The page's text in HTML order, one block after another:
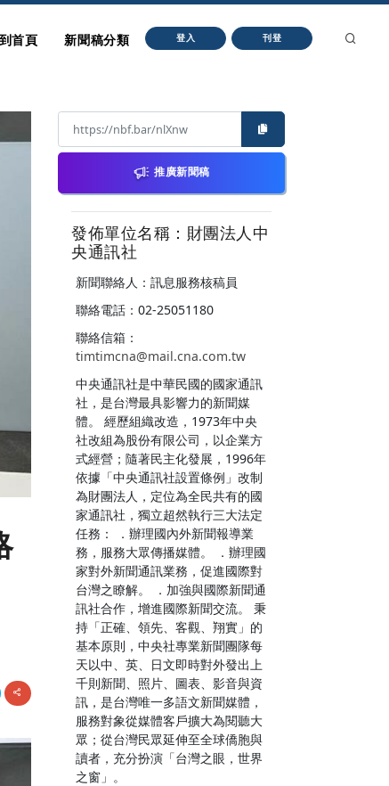
首頁 新聞稿分類 登入 刊登
推廣新聞稿
發佈單位名稱：財團法人中
央通訊社
新聞聯絡人：訊息服務核稿員
聯絡電話：02-25051180
聯絡信箱：
timtimcna@mail.cna.com.tw
中央通訊社是中華民國的國家通訊
社，是台灣最具影響力的新聞媒
體。 經歷組織改造，1973年中央
社改組為股份有限公司，以企業方
式經營；隨著民主化發展，1996年
依據「中央通訊社設置條例」改制
為財團法人，定位為全民共有的國
家通訊社，獨立超然執行三大法定
任務： ．辦理國內外新聞報導業
務，服務大眾傳播媒體。 ．辦理國
家對外新聞通訊業務，促進國際對
台灣之瞭解。 ．加強與國際新聞通
訊社合作，增進國際新聞交流。 秉
持「正確、領先、客觀、翔實」的
基本原則，中央社專業新聞團隊每
天以中、英、日文即時對外發出上
千則新聞、照片、圖表、影音與資
訊，是台灣唯一多語文新聞媒體，
服務對象從媒體客戶擴大為閱聽大
眾；從台灣民眾延伸至全球僑胞與
讀者，充分扮演「台灣之眼，世界
之窗」。